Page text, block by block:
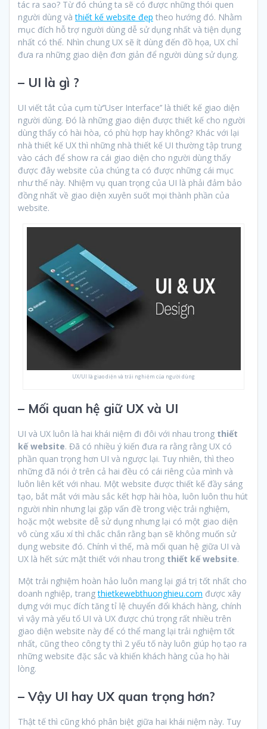
tác ra sao? Từ đó chúng ta sẽ có được những thói quen
người dùng vàthiết kế website đẹp theo hướng đó. Nhằm
mục đích hỗ trợ người dùng dễ sử dụng nhất và tiện dụng
nhất có thể. Nhìn chung UX sẽ ít dùng đến đồ họa, UX chỉ
đưa ra những giao diện đơn giản để người dùng sử dụng.
– UI là gì ?
UI viết tắt của cụm từ‘’User Interface’’ là thiết kế giao diện
người dùng. Đó là những giao diện được thiết kế cho người
dùng thấy có hài hòa, có phù hợp hay không? Khác với lại
nhà thiết kế UX thì những nhà thiết kế UI thường tập trung
vào cách để show ra cái giao diện cho người dùng thấy
được đây website của chúng ta có được những cái mục
như thế này. Nhiệm vụ quan trọng của UI là phải đảm bảo
đồng nhất về giao diện xuyên suốt mọi thành phần của
website.
UX/UI là giao diện và trải nghiệm của người dùng
– Mối quan hệ giữ UX và UI
UI và UX luôn là hai khái niệm đi đôi với nhau trong thiết
kế website. Đã có nhiều ý kiến đưa ra rằng rằng UX có
phần quan trọng hơn UI và ngược lại. Tuy nhiên, thì theo
những đã nói ở trên cả hai đều có cái riêng của mình và
luôn liên kết với nhau. Một website được thiết kế đầy sáng
tạo, bắt mắt với màu sắc kết hợp hài hòa, luôn luôn thu hút
người nhìn nhưng lại gặp vấn đề trong việc trải nghiệm,
hoặc một website dễ sử dụng nhưng lại có một giao diện
vô cùng xấu xí thì chắc chắn rằng bạn sẽ không muốn sử
dụng website đó. Chính vì thế, mà mối quan hệ giữa UI và
UX là hết sức mật thiết với nhau trong thiết kế website.
Một trải nghiệm hoàn hảo luôn mang lại giá trị tốt nhất cho
doanh nghiệp, trangthietkewebthuonghieu.com được xây
dựng với mục đích tăng tỉ lệ chuyển đổi khách hàng, chính
vì vậy mà yếu tố UI và UX được chú trọng rất nhiều trên
giao diện website này để có thể mang lại trải nghiệm tốt
nhất, cũng theo công ty thì 2 yếu tố này luôn giúp họ tạo ra
những website đặc sắc và khiến khách hàng của họ hài
lòng.
– Vậy UI hay UX quan trọng hơn?
Thật tế thì cũng khó phân biệt giữa hai khái niệm này. Tuy